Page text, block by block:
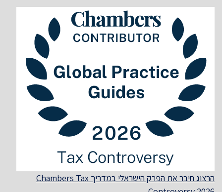
הרצוג חיבר את הפרק הישראלי במדריך Chambers Tax